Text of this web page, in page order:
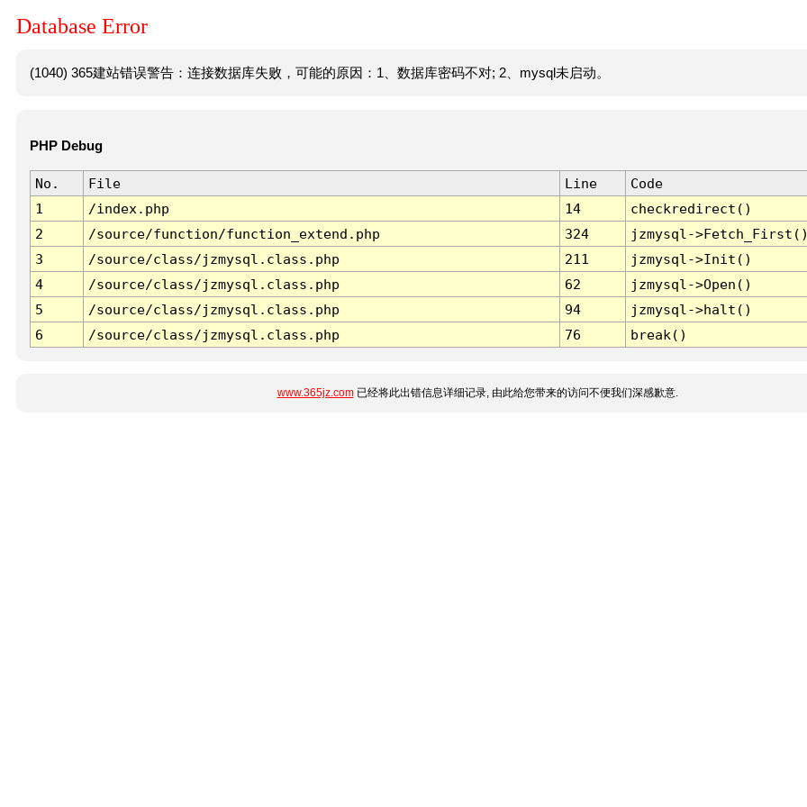
Database Error
(1040) 365建站错误警告：连接数据库失败，可能的原因：1、数据库密码不对; 2、mysql未启动。
PHP Debug
No. File Line
Code
1
/index.php 14
checkredirect()
2
/source/function/function_extend.php 324
jzmysql-
3
/source/class/jzmysql.class.php 211
jzmysql->Init()
4
/source/class/jzmysql.class.php 62
jzmysql->Open()
5
/source/class/jzmysql.class.php 94
jzmysql->halt()
6
/source/class/jzmysql.class.php 76 break()
www.365jz.com已经将此出错信息详细记录, 由此给您带来的访问不便我们深感歉意.